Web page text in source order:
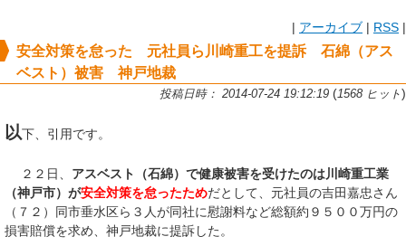
| アーカイブ | RSS |
安全対策を怠った 元社員ら川崎重工を提訴 石綿（アス
ベスト）被害 神戸地裁
投稿日時： 2014-07-24 19:12:19 (1568 ヒット)
以下、引用です。
２２日、 アスベスト（石綿）で健康被害を受けたのは川崎重工業
（神戸市）が安全対策を怠ったためだとして、元社員の吉田嘉忠さん
（７２）同市垂水区ら３人が同社に慰謝料など総額約９５００万円の
損害賠償を求め、神戸地裁に提訴した。